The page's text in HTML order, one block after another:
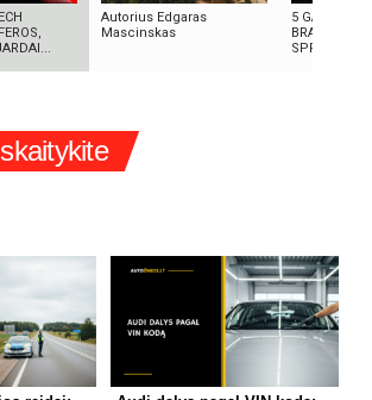
Autorius Edgaras
Mascinskas
5
SPROGIMAI